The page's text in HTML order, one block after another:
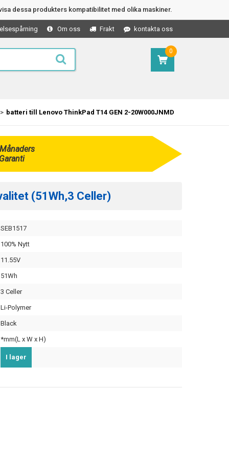
dessa produkters kompatibilitet med olika maskiner.
kontakta oss
Frakt
Om oss
0
batteri till Lenovo ThinkPad T14 GEN 2-20W000JNMD
(51Wh,3 Celler)
SEB1517
100% Nytt
11.55V
51Wh
3 Celler
Li-Polymer
Black
*mm(L x W x H)
I lager